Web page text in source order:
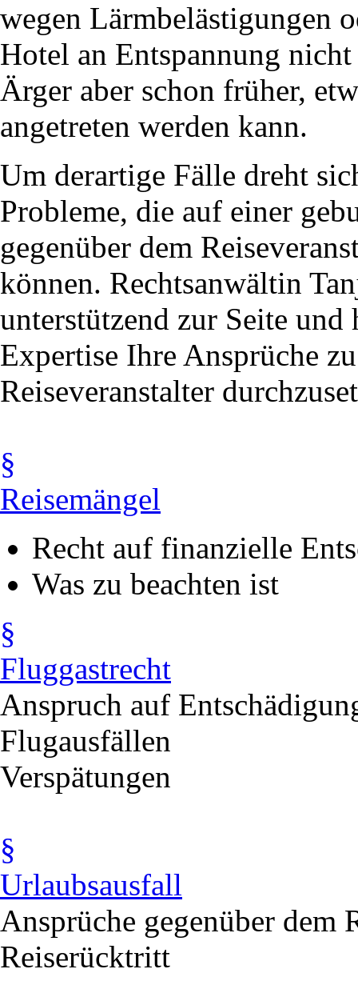
wegen Lärmbelästigungen
Hotel an Entspannung
Ärger aber schon früher,
angetreten werden kann.
Um derartige Fälle dreht
Probleme, die auf einer
gegenüber dem
können. Rechtsanwältin
unterstützend zur Seite
Expertise Ihre Ansprüche
Reiseveranstalter
§
Reisemängel
Recht auf finanzielle
Was zu beachten ist
§
Fluggastrecht
Anspruch auf
Flugausfällen
Verspätungen
§
Urlaubsausfall
Ansprüche gegenüber dem
Reiserücktritt